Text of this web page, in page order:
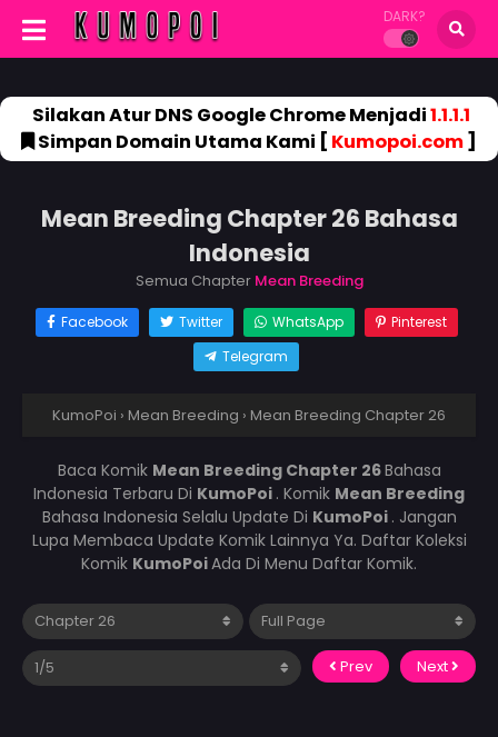
DARK?
Silakan Atur DNS Google Chrome Menjadi1.1.1.1
Simpan Domain Utama Kami [ Kumopoi.com]
Mean Breeding Chapter 26 Bahasa
Indonesia
Semua Chapter Mean Breeding
Facebook Twitter WhatsApp
Pinterest
Telegram
KumoPoi › Mean Breeding › Mean Breeding Chapter 26
Baca Komik Mean Breeding Chapter 26Bahasa
Indonesia Terbaru Di KumoPoi . Komik Mean Breeding
Bahasa Indonesia Selalu Update Di KumoPoi . Jangan
Lupa Membaca Update Komik Lainnya Ya. Daftar Koleksi
Komik KumoPoiAda Di Menu Daftar Komik.
Prev Next